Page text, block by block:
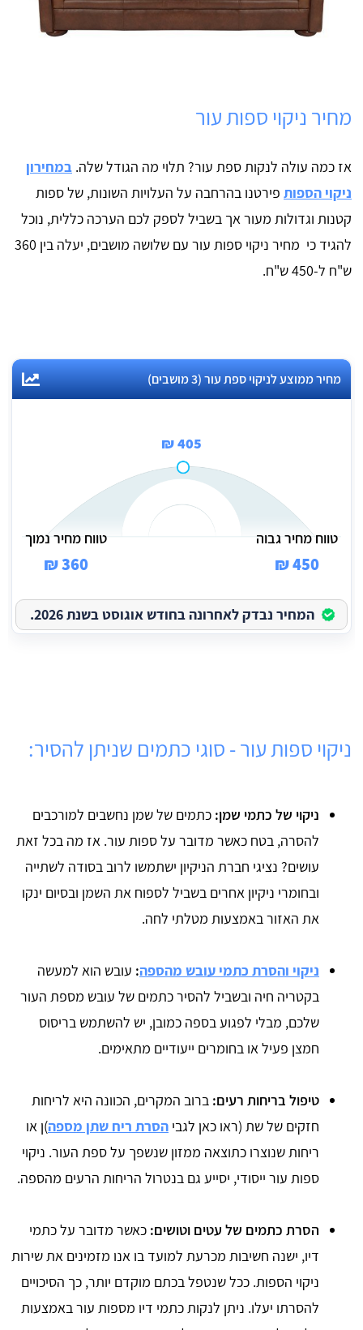
מחיר ניקוי ספות עור
אז כמה עולה לנקות ספת עור? תלוי מה הגודל שלה. במחירון
ניקוי הספות פירטנו בהרחבה על העלויות השונות, של ספות
קטנות וגדולות מעור אך בשביל לספק לכם הערכה כללית, נוכל
להגיד כי מחיר ניקוי ספות עור עם שלושה מושבים, יעלה בין 360
ש"ח ל-450 ש"ח.
מחיר ממוצע לניקוי ספת עור (3 מושבים)
405 ₪
טווח מחיר גבוה
450 ₪
טווח מחיר נמוך
360 ₪
המחיר נבדק לאחרונה בחודש אוגוסט בשנת 2026.
ניקוי ספות עור - סוגי כתמים שניתן להסיר:
ניקוי של כתמי שמן: כתמים של שמן נחשבים למורכבים
להסרה, בטח כאשר מדובר על ספות עור. אז מה בכל זאת
עושים? נציגי חברת הניקיון ישתמשו לרוב בסודה לשתייה
ובחומרי ניקיון אחרים בשביל לספוח את השמן ובסיום ינקו
את האזור באמצעות מטלתי לחה.
ניקוי והסרת כתמי עובש מהספה: עובש הוא למעשה
בקטריה חיה ובשביל להסיר כתמים של עובש מספת העור
שלכם, מבלי לפגוע בספה כמובן, יש להשתמש בריסוס
חמצן פעיל או בחומרים ייעודיים מתאימים.
טיפול בריחות רעים: ברוב המקרים, הכוונה היא לריחות
חזקים של שת (ראו כאן לגבי הסרת ריח שתן מספה)ן או
ריחות שנוצרו כתוצאה ממזון שנשפך על ספת העור. ניקוי
ספות עור ייסודי, יסייע גם בנטרול הריחות הרעים מהספה.
הסרת כתמים של עטים וטושים: כאשר מדובר על כתמי
דיו, ישנה חשיבות מכרעת למועד בו אנו מזמינים את שירות
ניקוי הספות. ככל שנטפל בכתם מוקדם יותר, כך הסיכויים
להסרתו יעלו. ניתן לנקות כתמי דיו מספות עור באמצעות